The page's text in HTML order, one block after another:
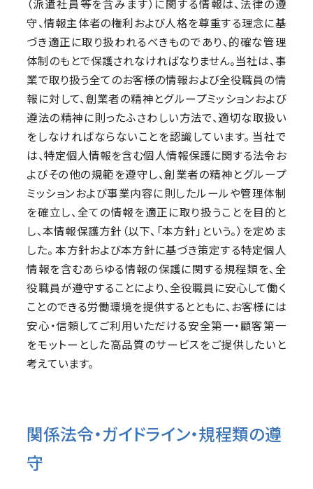
（派遣社員等を含みます）に関する情報は、法律の遵
守、情報主体者の権利および人格を尊重する理念に基
づき適正に取り扱われるべきものであり、的確な管理
体制のもとで保護されなければなりません。当社は、事
業で取り扱う全てのお客様の情報および全役職員の情
報に対して、創業者の精神とグループミッションおよび
遵法の精神に則ったふさわしい方法で、適切な取扱い
をしなければならないことを認識しています。 当社で
は、特定個人情報を含む個人情報保護に関する法令お
よびその他の規範を遵守し、創業者の精神とグループ
ミッションおよび事業内容に則したルールや管理体制
を確立し、全ての情報を適正に取り扱うことを目的と
し、本情報保護方針（以下、「本方針」という。）を定めま
した。 本方針および本方針に基づき策定する特定個人
情報を含むあらゆる情報の保護に関する規程類を、全
役職員が遵守することにより、全役職員に安心して働く
ことのできる労働環境を提供するとともに、お客様には
安心・信頼してご利用いただける安全第一・顧客第一
をモットーとした高品質のサービスをご提供したいと
考えています。
関係法令・ガイドライン・規程類の遵
守